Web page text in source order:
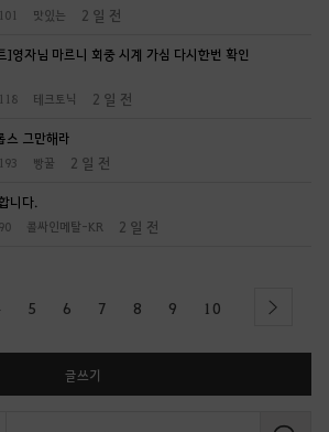
101 맛있는 2 일 전
]영자님 마르니 회중 시계 가심 다시한번 확인
118 테크토닉 2 일 전
스 그만해라
193 빵꿀 2 일 전
니다.
90 콜싸인메탈-KR 2 일 전
5 6 7 8 9 10 next
글쓰기